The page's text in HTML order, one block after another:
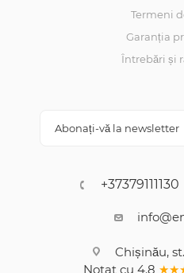
Termeni
Garanția
Întrebări și
Abonați-vă la newsletter
+37379111130
Chișinău,
Notat cu 4.8